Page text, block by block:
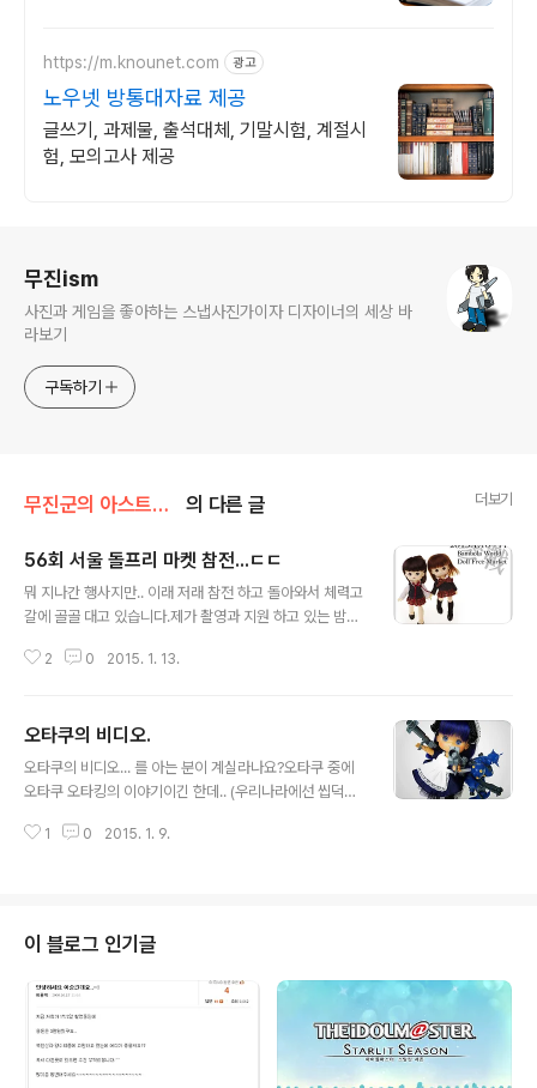
https://m.knounet.com 광고
노우넷 방통대자료 제공
글쓰기, 과제물, 출석대체, 기말시험, 계절시
험, 모의고사 제공
무진ism
사진과 게임을 좋아하는 스냅사진가이자 디자이너의 세상 바
라보기
구독하기
무진군의 아스트랄 세계 의 다른 글 더보기
56회 서울 돌프리 마켓 참전...ㄷㄷ
뭐 지나간 행사지만.. 이래 저래 참전 하고 돌아와서 체력고
갈에 골골 대고 있습니다.제가 촬영과 지원 하고 있는 밤볼
행이랄까...블랜키가 인기가 나쁘진 않았습니다.. 여러 컨셉
형...응?....해서 나왔......ㄷㄷㄷ뭐 여튼 전의 포스팅에서도
썼지만.. 오덕의 끝은 씹덕이 아니라.. 성공한 오덕이 되는
거쥬.. 레진으로 제작 되었고.. 신발류는 고무...ㄷㄷ(이거
는... 결과물....ㄷㄷ) 구입 문의 : www.bambola-world.
2 0 2015. 1. 13.
오타쿠의 비디오.
오타쿠의 비디오... 를 아는 분이 계실라나요?오타쿠 중에
오타쿠 오타킹의 이야기이긴 한데.. (우리나라에선 씹덕십
좋아 하는 일 이외에 무신경한 그리고 파고들기의 끝(?)을
중2병이 양념으로 포함 되고 미소녀덕후들이 일반적으로
많이 알려진.... 캐릭터화 되어있지만..사실 오타쿠는 그 종
류가 많죠..카메라 덕후 부터 시작해서 밀덕도 있고.. 뭐 여
튼 폭넓게 보면 매니아지요..성공한 덕후는 "능력자" 칭호
를 얻으면서 걍 달인이 되지만 아닌 경우는, 위의 나열한 음
성적이고 부정적인..
1 0 2015. 1. 9.
이 블로그 인기글